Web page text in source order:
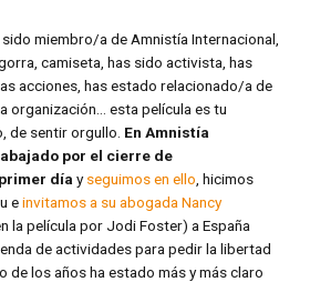
miembro/a de Amnistía Internacional,
camiseta, has sido activista, has
acciones, has estado relacionado/a de
organización… esta película es tu
de sentir orgullo. En Amnistía
por el cierre de
día yseguimos en ello , hicimos
einvitamos a su abogada Nancy
la película por Jodi Foster) a España
de actividades para pedir la libertad
de los años ha estado más y más claro